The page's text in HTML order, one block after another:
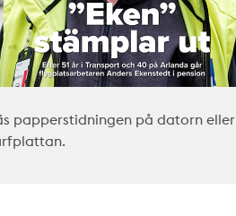
papperstidningen på datorn eller